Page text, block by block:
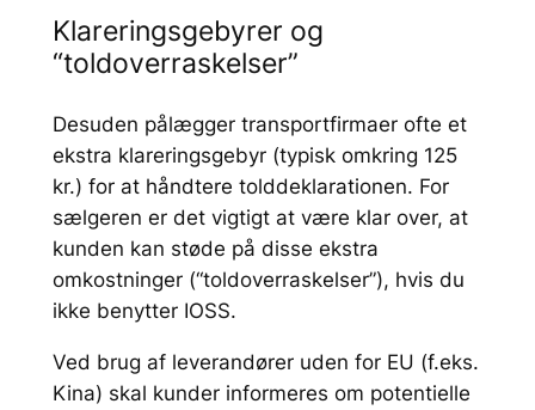
Klareringsgebyrer og
“toldoverraskelser”
Desuden pålægger transportfirmaer ofte et
ekstra klareringsgebyr (typisk omkring 125
kr.) for at håndtere tolddeklarationen. For
sælgeren er det vigtigt at være klar over, at
kunden kan støde på disse ekstra
omkostninger (“toldoverraskelser”), hvis du
ikke benytter IOSS.
Ved brug af leverandører uden for EU (f.eks.
Kina) skal kunder informeres om potentielle